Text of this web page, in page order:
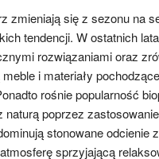
zmieniają się z sezonu na
tendencji. W ostatnich
rozwiązaniami oraz
i materiały
rośnie popularność
poprzez
stonowane odcienie
sprzyjającą